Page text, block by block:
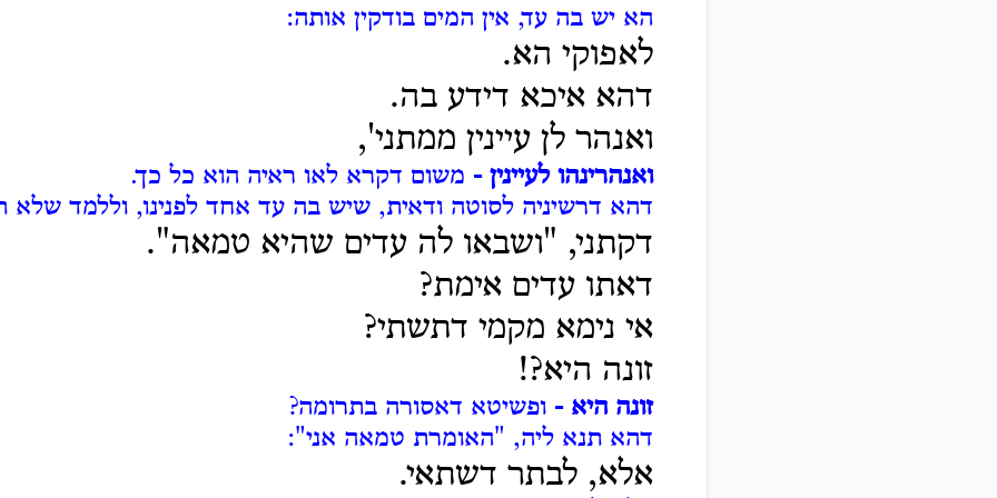
הא יש בה עד, אין המים בודקין אותה:
לאפוקי הא.
דהא איכא דידע בה.
ואנהר לן עיינין ממתני',
ואנהרינהו לעיינין - משום דקרא לאו ראיה הוא כל כך.
דהא דרשיניה לסוטה ודאית, שיש בה עד אחד לפנינו, וללמד
דקתני, "ושבאו לה עדים שהיא טמאה".
דאתו עדים אימת?
אי נימא מקמי דתשתי?
זונה היא?!
זונה היא - ופשיטא דאסורה בתרומה?
דהא תנא ליה, "האומרת טמאה אני":
אלא, לבתר דשתאי.